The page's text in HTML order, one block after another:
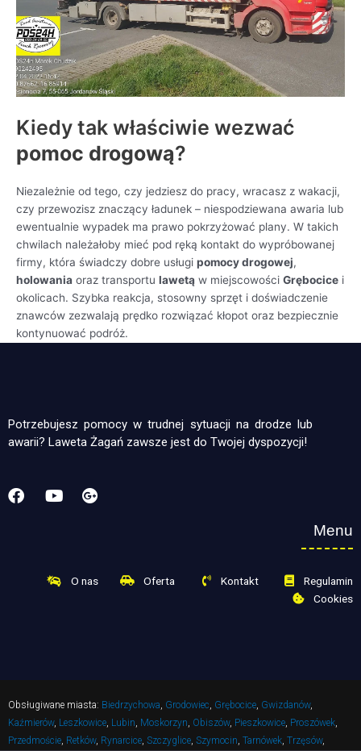
Kiedy tak właściwie wezwać
pomoc drogową?
Niezależnie od tego, czy jedziesz do pracy, wracasz z wakacji,
czy przewozisz znaczący ładunek – niespodziewana awaria lub
ewentualnie wypadek ma prawo pokrzyżować plany. W takich
chwilach należałoby mieć pod ręką kontakt do wypróbowanej
firmy, która świadczy dobre usługi pomocy drogowej,
holowania oraz transportu lawetą w miejscowości Grębocice i
okolicach. Szybka reakcja, stosowny sprzęt i doświadczenie
znawców zezwalają prędko rozwiązać kłopot oraz bezpiecznie
kontynuować podróż.
Potrzebujesz pomocy w trudnej sytuacji na drodze lub
awarii? Laweta Żagań zawsze jest do Twojej dyspozycji!
Menu
O nas Oferta Kontakt
Regulamin
Cookies
Obsługiwane miasta: Biedrzychowa, Grodowiec, Grębocice, Gwizdanów,
Kaźmierów, Leszkowice, Lubin, Moskorzyn, Obiszów, Pieszkowice, Proszówek,
Przedmoście, Retków, Rynarcice, Szczyglice, Szymocin, Tarnówek, Trzęsów,